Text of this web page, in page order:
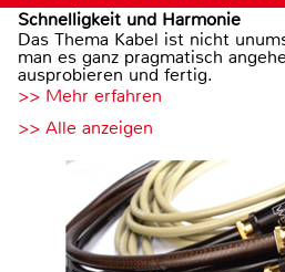
Schnelligkeit und Harmonie
Das Thema Kabel ist nicht
man es ganz pragmatisch
ausprobieren und fertig.
>> Mehr erfahren
>> Alle anzeigen